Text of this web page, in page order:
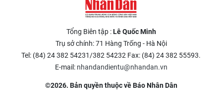
Tổng Biên tập :Lê Quốc Minh
Trụ sở chính: 71 Hàng Trống - Hà Nội
Tel: (84) 24 382 54231/382 54232 Fax: (84) 24 382 55593.
E-mail: nhandandientu@nhandan.vn
©2026. Bản quyền thuộc về Báo Nhân Dân